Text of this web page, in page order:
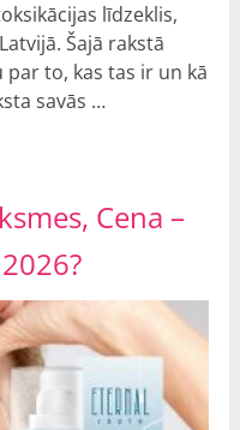
līdzeklis,
Šajā rakstā
to, kas tas ir un kā
savās …
Cena –